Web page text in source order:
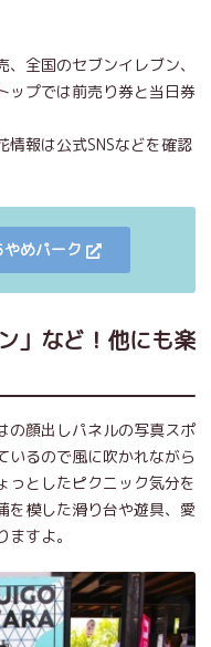
全国のセブンイレブン、
ップでは前売り券と当日券
報は公式SNSなどを確認
めパーク
」など！他にも楽
の顔出しパネルの写真スポ
いるので風に吹かれながら
っとしたピクニック気分を
を模した滑り台や遊具、愛
すよ。